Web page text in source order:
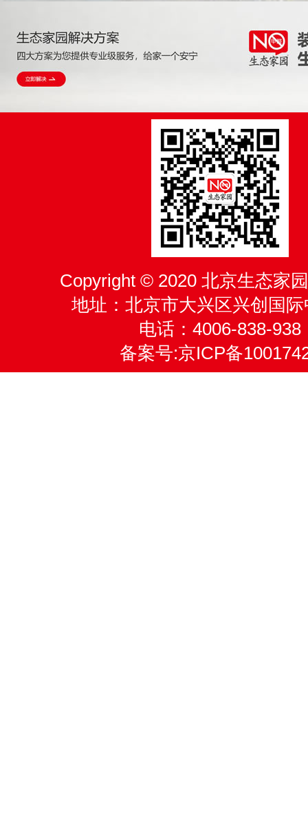
Copyright © 2020 北京生态家
地址：北京市大兴区兴创国
电话：4006-838-938
备案号:京ICP备